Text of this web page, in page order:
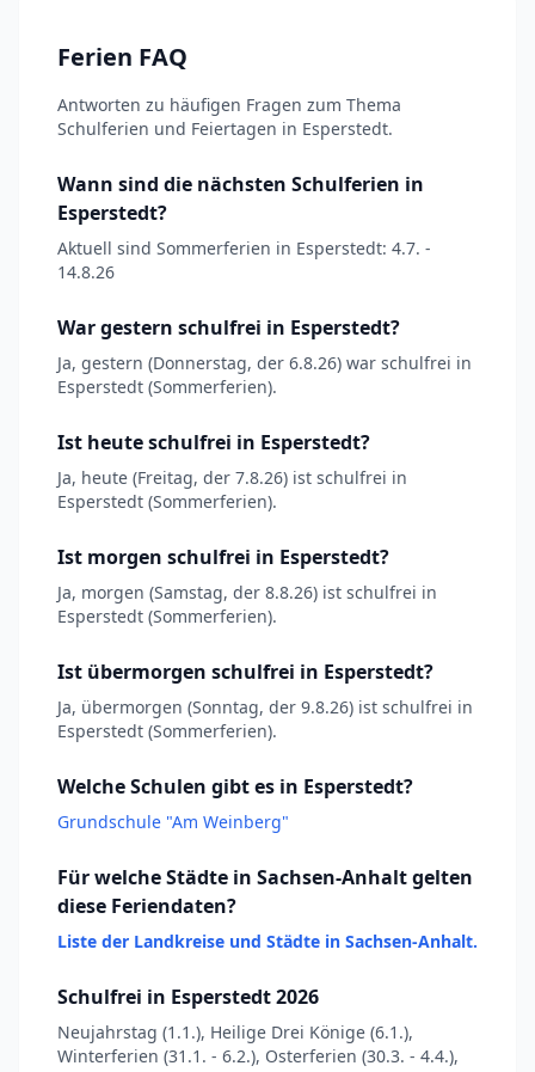
Ferien FAQ
Antworten zu häufigen Fragen zum Thema
Schulferien und Feiertagen in Esperstedt.
Wann sind die nächsten Schulferien in
Esperstedt?
Aktuell sind Sommerferien in Esperstedt: 4.7. -
14.8.26
War gestern schulfrei in Esperstedt?
Ja, gestern (Donnerstag, der 6.8.26) war schulfrei in
Esperstedt (Sommerferien).
Ist heute schulfrei in Esperstedt?
Ja, heute (Freitag, der 7.8.26) ist schulfrei in
Esperstedt (Sommerferien).
Ist morgen schulfrei in Esperstedt?
Ja, morgen (Samstag, der 8.8.26) ist schulfrei in
Esperstedt (Sommerferien).
Ist übermorgen schulfrei in Esperstedt?
Ja, übermorgen (Sonntag, der 9.8.26) ist schulfrei in
Esperstedt (Sommerferien).
Welche Schulen gibt es in Esperstedt?
Grundschule "Am Weinberg"
Für welche Städte in Sachsen-Anhalt gelten
diese Feriendaten?
Liste der Landkreise und Städte in Sachsen-Anhalt.
Schulfrei in Esperstedt 2026
Neujahrstag (1.1.), Heilige Drei Könige (6.1.),
Winterferien (31.1. - 6.2.), Osterferien (30.3. - 4.4.),